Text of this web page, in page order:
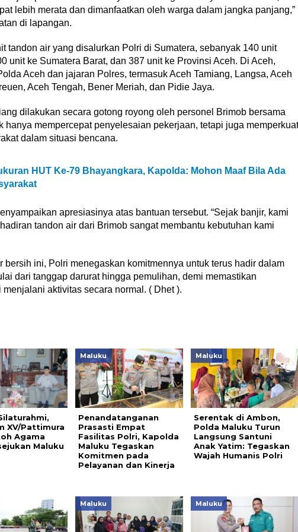
lebih merata dan dimanfaatkan oleh warga dalam jangka panjang,”
di lapangan.
tandon air yang disalurkan Polri di Sumatera, sebanyak 140 unit
unit ke Sumatera Barat, dan 387 unit ke Provinsi Aceh. Di Aceh,
Aceh dan jajaran Polres, termasuk Aceh Tamiang, Langsa, Aceh
Aceh Tengah, Bener Meriah, dan Pidie Jaya.
dilakukan secara gotong royong oleh personel Brimob bersama
hanya mempercepat penyelesaian pekerjaan, tetapi juga memperkuat
dalam situasi bencana.
HUT Ke-79 Bhayangkara, Kapolda: Mohon Maaf Bila Ada
apresiasinya atas bantuan tersebut. “Sejak banjir, kami
tandon air dari Brimob sangat membantu kebutuhan kami
bersih ini, Polri menegaskan komitmennya untuk terus hadir dalam
dari tanggap darurat hingga pemulihan, demi memastikan
aktivitas secara normal. ( Dhet ).
XV/Pattimura
Agama
Maluku
Maluku
Penandatanganan
Prasasti Empat
Fasilitas Polri, Kapolda
Maluku Tegaskan
Komitmen pada
Pelayanan dan Kinerja
Maluku
Serentak di Ambon,
Polda Maluku Turun
Langsung Santuni
Anak Yatim: Tegaskan
Wajah Humanis Polri
Maluku Maluku